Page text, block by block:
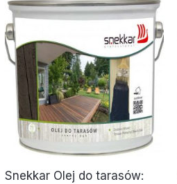
Snekkar Olej do tarasów: